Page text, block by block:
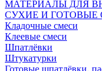
МАТЕРИАЛЫ ДЛЯ
СУХИЕ И ГОТОВЫЕ
Кладочные смеси
Клеевые смеси
Шпатлёвки
Штукатурки
Готовые шпатлёвки,